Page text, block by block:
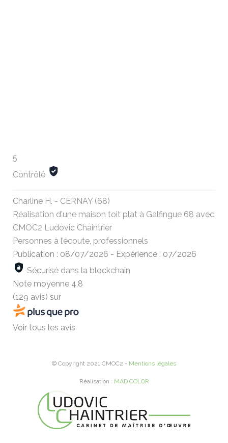
5
Contrôlé
Charline H. - CERNAY (68)
Réalisation d'une maison toit plat à Galfingue 68 avec
CMOC2 Ludovic Chaintrier
Personnes à l’écoute, professionnels
Publication : 08/07/2026 - Expérience : 07/2026
Sécurisé dans la blockchain
Note moyenne 4,8
(129 avis) sur
Voir tous les avis
© Copyright 2021 CMOC2 - Mentions légales
Réalisation : MAD COLOR